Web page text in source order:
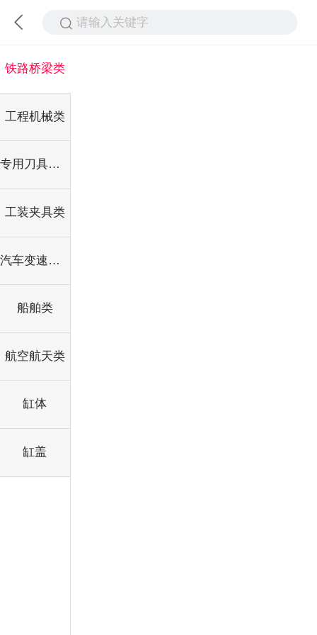
请输入关键字
铁路桥梁类
工程机械类
专用刀具定制
工装夹具类
汽车变速箱类
船舶类
航空航天类
缸体
缸盖